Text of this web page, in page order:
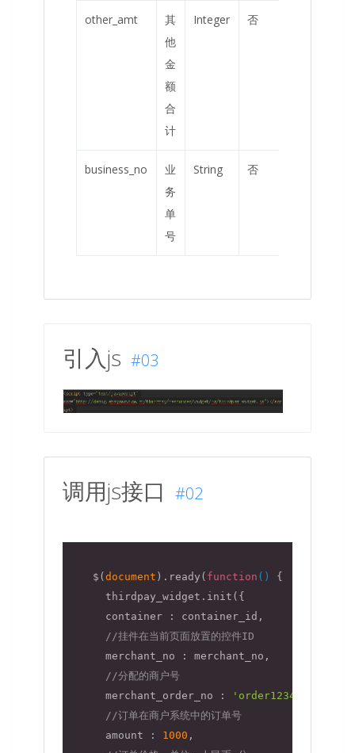
other_amt
其
他
金
额
合
计
Integer 否
business_no
业
务
单
号
String 否
引入js #03
调用js接口 #02
    $(
document ).ready( function ( ) {
      thirdpay_widget.init({
container : container_id,
//挂件在当前页面放置的控件ID
      merchant_no : merchant_no,
//分配的商户号
      merchant_order_no :
'order1234567890'
//订单在商户系统中的订单号
      amount :
1000 ,